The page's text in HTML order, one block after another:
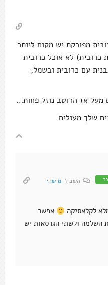
מפורקת יש מקום ליותר
כרובית) לא אוכל כרובית
עם כרובית ובשמל,
מעל אז הרוטב נוזל פחות…
שלך מעולים
השב ל מישהי
לקלאסיקה
אפשר
השלמה ולשתי הגרסאות יש